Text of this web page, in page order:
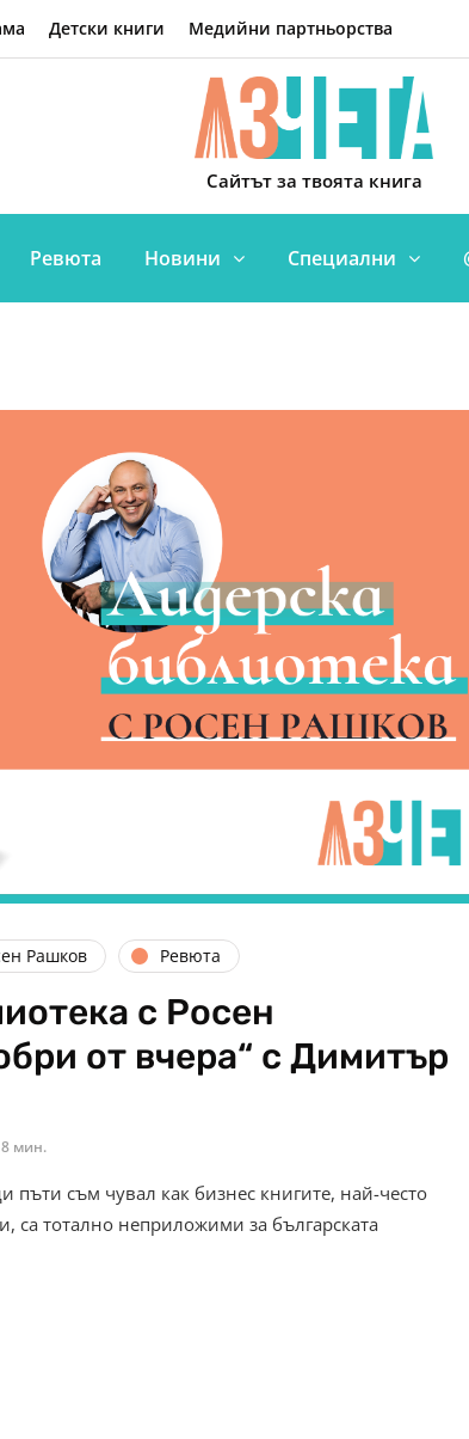
Детски книги Медийни партньорства
Сайтът за твоята книга
Ревюта Новини Специални
Рашков Ревюта
с Росен
от вчера“ с Димитър
8 мин.
пъти съм чувал как бизнес книгите, най-често
са тотално неприложими за българската